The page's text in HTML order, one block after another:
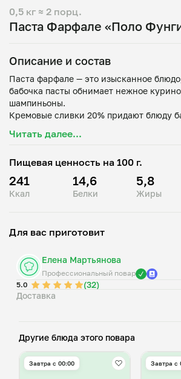
Паста Фарфале «Поло
0,5 кг ≈ 2 порц.
Описание и состав
Паста фарфале — это изысканное
бабочка пасты обнимает нежное
шампиньоны.
Кремовые сливки 20% придают блюду
Читать далее...
Пищевая ценность на 100 г.
241
Ккал
14,6
Белки
5,8
Жиры
Для вас приготовит
Елена Мартьянова
Профессиональный повар
5.0
(32)
Доставка
Другие блюда этого повара
Завтра c 00:00 Завтра c